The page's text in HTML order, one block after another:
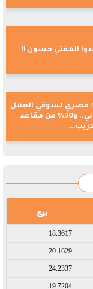
المفتي حسون !!
مشروع لتأهيل 400 مصري لسوقي العمل
الإيطالي والإسباني.. و30% من مقاعد
بيع
18.3617
20.1629
24.2337
19.7204